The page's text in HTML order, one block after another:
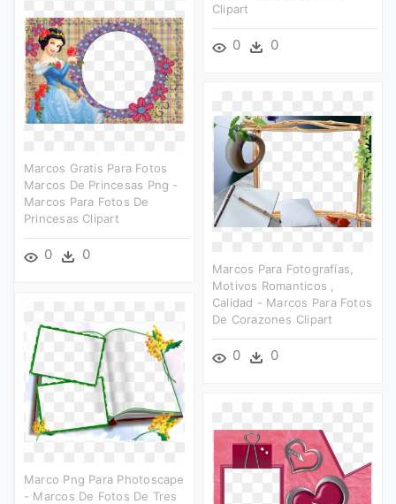
Clipart
0 0
Marcos Gratis Para Fotos
Marcos De Princesas Png -
Marcos Para Fotos De
Princesas Clipart
0 0
Marcos Para Fotografías,
Motivos Romanticos ,
Calidad - Marcos Para Fotos
De Corazones Clipart
0 0
Marco Png Para Photoscape
- Marcos De Fotos De Tres